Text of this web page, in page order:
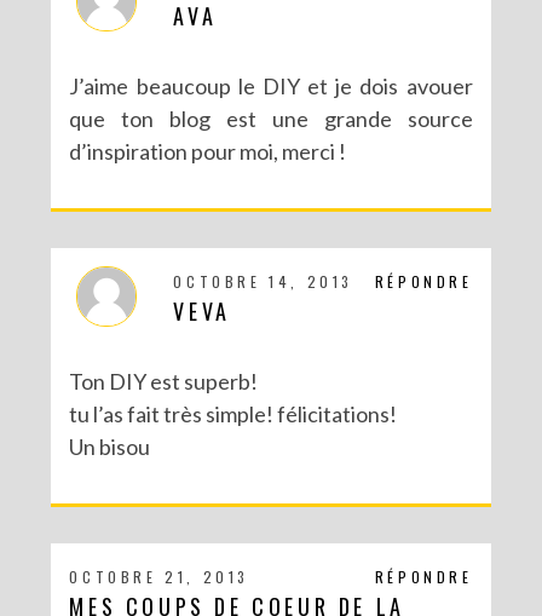
AVA
J’aime beaucoup le DIY et je dois avouer
que ton blog est une grande source
d’inspiration pour moi, merci !
RÉPONDRE
OCTOBRE 14, 2013
VEVA
Ton DIY est superb!
tu l’as fait très simple! félicitations!
Un bisou
RÉPONDRE
OCTOBRE 21, 2013
MES COUPS DE COEUR DE LA